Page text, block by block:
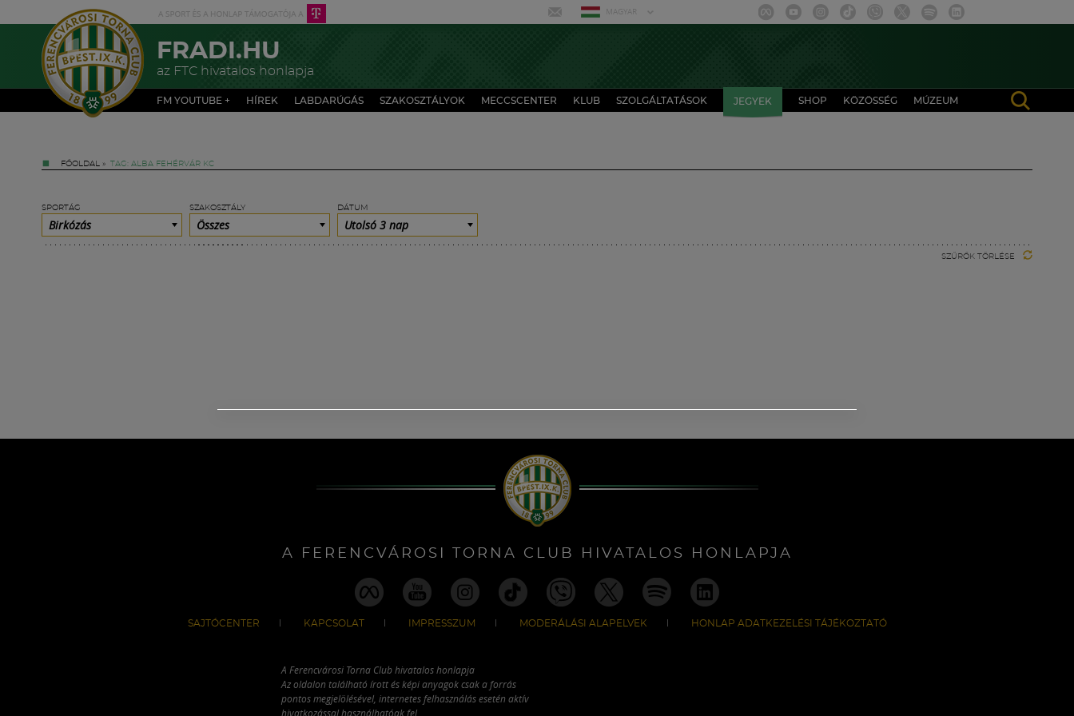
MAGYAR
FRADI.HU
az FTC hivatalos honlapja
FM YOUTUBE + HÍREK LABDARÚGÁS SZAKOSZTÁLYOK MECCSCENTER KLUB SZOLGÁLTATÁSOK JEGYEK SHOP KÖZÖSSÉG MÚZEUM
FŐOLDAL » TAG: ALBA FEHÉRVÁR KC
SPORTÁG
Birkózás
SZAKOSZTÁLY
Összes
DÁTUM
Utolsó 3 nap
SZŰRŐK TÖRLÉSE
A FERENCVÁROSI TORNA CLUB HIVATALOS HONLAPJA
SAJTÓCENTER KAPCSOLAT IMPRESSZUM MODERÁLÁSI ALAPELVEK HONLAP ADATKEZELÉSI TÁJÉKOZTATÓ
A Ferencvárosi Torna Club hivatalos honlapja
Az oldalon található írott és képi anyagok csak a forrás
pontos megjelölésével, internetes felhasználás esetén aktív
hivatkozással használhatóak fel.